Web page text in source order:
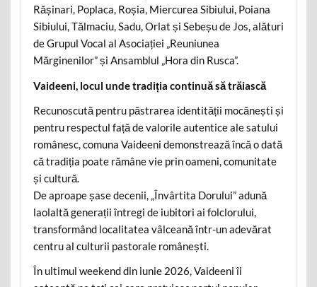
Rășinari, Poplaca, Roșia, Miercurea Sibiului, Poiana
Sibiului, Tălmaciu, Sadu, Orlat și Sebeșu de Jos, alături
de Grupul Vocal al Asociației „Reuniunea
Mărginenilor” și Ansamblul „Hora din Rusca”.
Vaideeni, locul unde tradiția continuă să trăiască
Recunoscută pentru păstrarea identității mocănești și
pentru respectul față de valorile autentice ale satului
românesc, comuna Vaideeni demonstrează încă o dată
că tradiția poate rămâne vie prin oameni, comunitate
și cultură.
De aproape șase decenii, „Învârtita Dorului” adună
laolaltă generații întregi de iubitori ai folclorului,
transformând localitatea vâlceană într-un adevărat
centru al culturii pastorale românești.
În ultimul weekend din iunie 2026, Vaideeni îi